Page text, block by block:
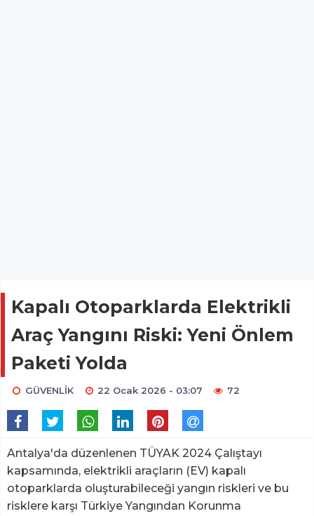
Kapalı Otoparklarda Elektrikli
Araç Yangını Riski: Yeni Önlem
Paketi Yolda
GÜVENLİK 22 Ocak 2026 - 03:07 72
Antalya'da düzenlenen TÜYAK 2024 Çalıştayı
kapsamında, elektrikli araçların (EV) kapalı
otoparklarda oluşturabileceği yangın riskleri ve bu
risklere karşı Türkiye Yangından Korunma